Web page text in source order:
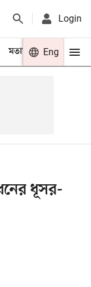
Login
মতামত খেলা
Eng
ধূসর-